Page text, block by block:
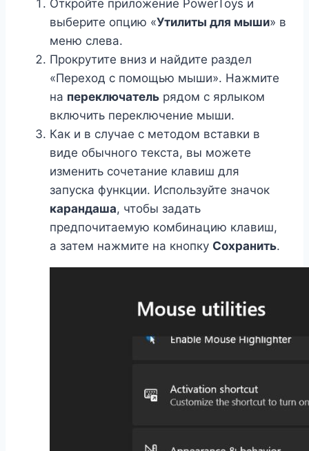
Откройте приложение PowerToys и
выберите опцию «Утилиты для мыши» в
меню слева.
Прокрутите вниз и найдите раздел
«Переход с помощью мыши». Нажмите
на переключатель рядом с ярлыком
включить переключение мыши.
Как и в случае с методом вставки в
виде обычного текста, вы можете
изменить сочетание клавиш для
запуска функции. Используйте значок
карандаша, чтобы задать
предпочитаемую комбинацию клавиш,
а затем нажмите на кнопку Сохранить.